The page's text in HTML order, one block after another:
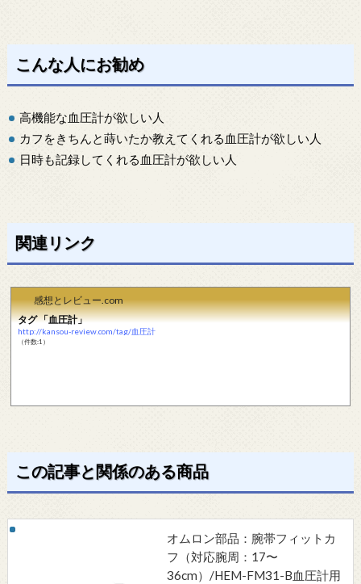
こんな人にお勧め
高機能な血圧計が欲しい人
カフをきちんと蒔いたか教えてくれる血圧計が欲しい人
日時も記録してくれる血圧計が欲しい人
関連リンク
感想とレビュー.com
タグ 「血圧計」
http://kansou-review.com/tag/血圧計
（件数:1）
この記事と関係のある商品
オムロン部品：腕帯フィットカ
フ（対応腕周：17〜
36cm）/HEM-FM31-B血圧計用